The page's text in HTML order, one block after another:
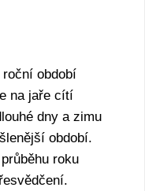
období
na jaře cítí
dny a zimu
období.
roku